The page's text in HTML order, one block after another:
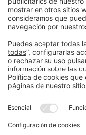
¿Quieres
Sí
No
He leído y accepto la
Garantizo que los datos de
Barcelona / Alimentaria